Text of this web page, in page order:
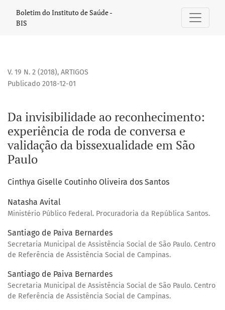
Boletim do Instituto de Saúde -
BIS
V. 19 N. 2 (2018), ARTIGOS
Da invisibilidade ao reconhecimento:
experiência de roda de conversa e
validação da bissexualidade em São
Paulo
Publicado 2018-12-01
Cinthya Giselle Coutinho Oliveira dos Santos
Natasha Avital
Ministério Público Federal. Procuradoria da República Santos.
Santiago de Paiva Bernardes
Secretaria Municipal de Assistência Social de São Paulo. Centro
de Referência de Assistência Social de Campinas.
Santiago de Paiva Bernardes
Secretaria Municipal de Assistência Social de São Paulo. Centro
de Referência de Assistência Social de Campinas.